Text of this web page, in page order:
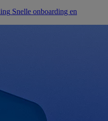
Snelle onboarding en